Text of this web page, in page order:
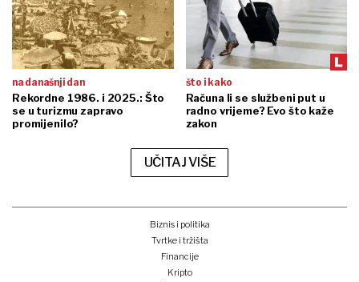
na današnji dan
Rekordne 1986. i 2025.: Što
se u turizmu zapravo
promijenilo?
što i kako
Računa li se službeni put u
radno vrijeme? Evo što kaže
zakon
UČITAJ VIŠE
Biznis i politika
Tvrtke i tržišta
Financije
Kripto